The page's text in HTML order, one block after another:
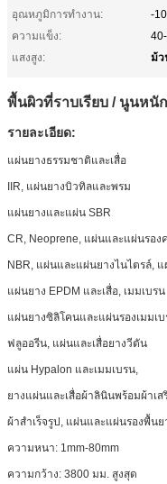
อุณหภูมิการทำงาน:
-
ความแข็ง:
แสงสูง:
ม้ว
พื้นผิวที่ราบเรียบ / นูนหนั
รายละเอียด:
แผ่นยางธรรมชาติและเสื่อ
IIR, แผ่นยางบิวทิลและพรม
แผ่นยางและแผ่น SBR
CR, Neoprene, แผ่นและแผ่นรอง
NBR, แผ่นและแผ่นยางไนไตรล์,
แผ่นยาง EPDM และเสื่อ, เมมเบรน
แผ่นยางซิลิโคนและแผ่นรองเมมเ
ฟลูออรีน, แผ่นและเสื่อยางวีตัน
แผ่น Hypalon และเมมเบรน,
ยางแผ่นและเสื่อผ้าลินินพร้อมผ้าเส
ผ้าสำเร็จรูป, แผ่นและแผ่นรองพื้น
ความหนา: 1mm-80mm
ความกว้าง: 3800 มม. สูงสุด